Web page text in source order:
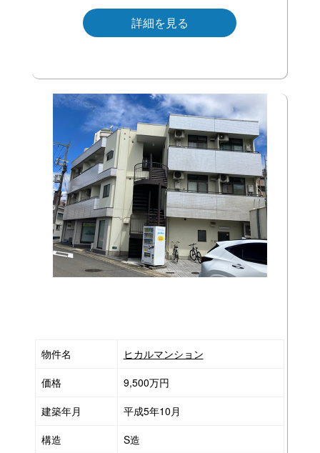
詳細を見る
物件名
ヒカルマンション
価格
9,500万円
建築年月
平成5年10月
構造
S造